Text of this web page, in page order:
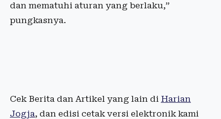
dan mematuhi aturan yang berlaku,”
pungkasnya.
Cek Berita dan Artikel yang lain di Harian
Jogja, dan edisi cetak versi elektronik kami